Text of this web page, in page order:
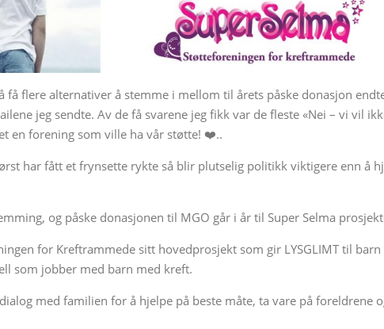
få flere alternativer å stemme i mellom til årets påske donasjon
jeg sendte. Av de få svarene jeg fikk var de fleste «Nei – vi vil
en forening som ville ha vår støtte! ❤️..
har fått et frynsette rykte så blir plutselig politikk viktigere enn å
og påske donasjonen til MGO går i år til Super Selma
for Kreftrammede sitt hovedprosjekt som gir LYSGLIMT til barn
som jobber med barn med kreft.
med familien for å hjelpe på beste måte, ta vare på foreldrene